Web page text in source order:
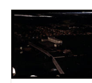
träffar